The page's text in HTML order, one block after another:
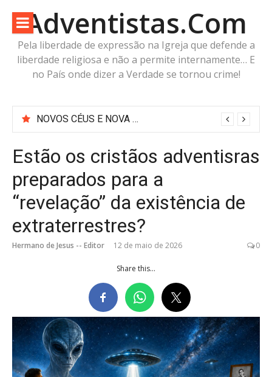
para
conteúdo
Adventistas.Com
Pela liberdade de expressão na Igreja que defende a
liberdade religiosa e não a permite internamente… E
no País onde dizer a Verdade se tornou crime!
NOVOS CÉUS E NOVA TERRA: Não vai sobrar planetinha nem planetão pra nenhum ET! É o que diz a Bíblia
Estão os cristãos adventisras
preparados para a
“revelação” da existência de
extraterrestres?
Hermano de Jesus -- Editor 12 de maio de 2026 0
Share this...